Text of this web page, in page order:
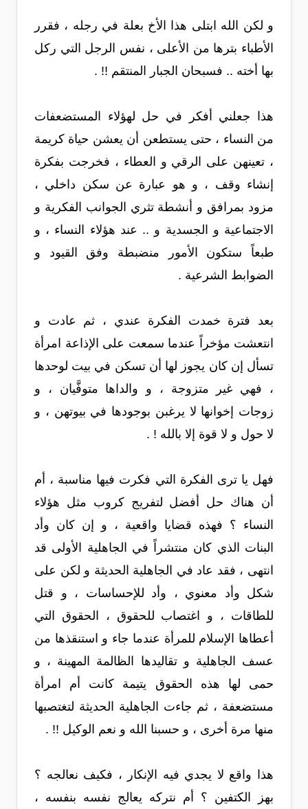
و لكن الله ابتلى هذا الأخ بعلة في رجله ، فقرر
الأطباء بترها من الأعلى ، نفس الرجل التي ركل
بها أخته .. فسبحان الجبار المنتقم !! .
هذا جعلني أفكر في حل لهؤلاء المستضعفات
من النساء ، حتى يستطعن أن يعشن حياة كريمة
، تعينهن على الرقي و العطاء ، فخرجت بفكرة
إنشاء وقف ، و هو عبارة عن سكن داخلي ،
مزود بمرافق و أنشطة تثري الجوانب الفكرية و
الاجتماعية و الجسدية و .. عند هؤلاء النساء ، و
طبعاً ستكون الأمور منضبطة وفق القيود و
الضوابط الشرعية .
بعد فترة خمدت الفكرة عندي ، ثم عادت و
انتعشت مؤخراً عندما سمعت على الإذاعة امرأة
تسأل إن كان يجوز لها أن تسكن في بيت لوحدها
، فهي غير متزوجة ، و والداها متوفَّيان ، و
زوجات إخوانها لا يرغبن بوجودها في بيوتهن ، و
لا حول و لا قوة إلا بالله ! .
فهل يا ترى الفكرة التي فكرت فيها مناسبة ، أم
أن هناك حل أفضل لتفريج كروب مثل هؤلاء
النساء ؟ فهذه قضايا واقعية ، و إن كان وأد
البنات الذي كان منتشراً في الجاهلية الأولى قد
انتهى ، فقد عاد في الجاهلية الحديثة و لكن على
شكل وأد معنوي ، وأد للإحساسات ، و قتل
للطاقات ، و اغتصاب للحقوق ، الحقوق التي
أعطاها الإسلام للمرأة عندما جاء و استنقذها من
عسف الجاهلية و تقاليدها الظالمة المهينة ، و
حمى لها هذه الحقوق يتيمة كانت أم امرأة
مستضعفة ، ثم جاءت الجاهلية الحديثة لتغتصبها
منها مرة أخرى ، و حسبنا الله و نعم الوكيل !! .
هذا واقع لا يجدي فيه الإنكار ، فكيف نعالجه ؟
بهز الكتفين ؟ أم نتركه يعالج نفسه بنفسه ،